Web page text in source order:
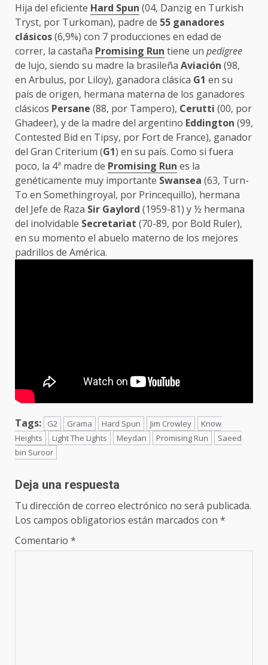
Hija del eficiente Hard Spun (04, Danzig en Turkish
Tryst, por Turkoman), padre de 55 ganadores
clásicos(6,9%) con 7 producciones en edad de
correr, la castaña Promising Run tiene un pedigree
de lujo, siendo su madre la brasileña Aviación (98,
en Arbulus, por Liloy), ganadora clásica G1 en su
país de origen, hermana materna de los ganadores
clásicos Persane (88, por Tampero), Cerutti (00, por
Ghadeer), y de la madre del argentino Eddington (99,
Contested Bid en Tipsy, por Fort de France), ganador
del Gran Criterium (G1) en su país. Como si fuera
poco, la 4ª madre de Promising Run es la
genéticamente muy importante Swansea (63, Turn-
To en Somethingroyal, por Princequillo), hermana
del Jefe de Raza Sir Gaylord (1959-81) y ½ hermana
del inolvidable Secretariat (70-89, por Bold Ruler),
en su momento el abuelo materno de los mejores
padrillos de América.
Tags: G2 Grama Hard Spun Jim Crowley
Know
Heights
Light The Lights Meydan Promising Run
Saeed
bin Suroor
Deja una respuesta
Tu dirección de correo electrónico no será publicada.
Los campos obligatorios están marcados con *
Comentario *